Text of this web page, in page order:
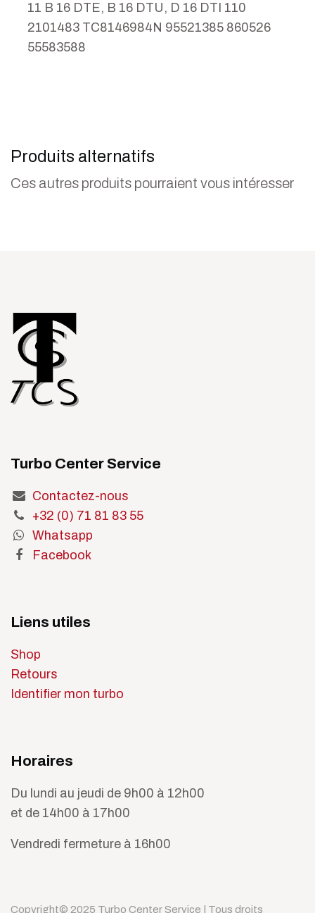
11 B 16 DTE, B 16 DTU, D 16 DTI 110
2101483 TC8146984N 95521385 860526
55583588
Produits alternatifs
Ces autres produits pourraient vous intéresser
Turbo Center Service
Contactez-nous
+32 (0) 71 81 83 55
Whatsapp
Facebook
Liens utiles
Shop
Retours
Identifier mon turbo
Horaires
Du lundi au jeudi de 9h00 à 12h00
et de 14h00 à 17h00
Vendredi fermeture à 16h00
Copyright© 2025 Turbo Center Service | Tous droits